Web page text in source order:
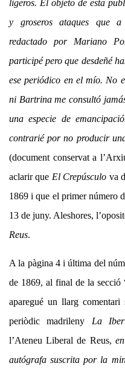
ligeros. El objeto de esta
y groseros ataques que
redactado por Mariano
participé pero que desdeñé
ese periódico en el mío. No
ni Bartrina me consultó
una especie de
contrarié por no producir
(document conservat a
aclarir que El Crepúsculo va
1869 i que el primer número
13 de juny. Aleshores,
Reus.
A la pàgina 4 i última del
de 1869, al final de la secció
aparegué un llarg
periòdic madrileny La
l’Ateneu Liberal de Reus,
autógrafa suscrita por la